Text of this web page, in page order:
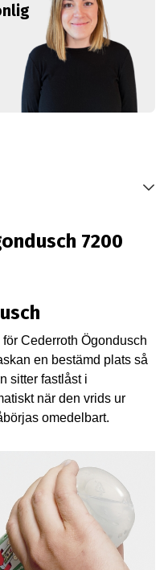
7200
Cederroth Ögondusch
en bestämd plats så
sitter fastlåst i
när den vrids ur
omedelbart.